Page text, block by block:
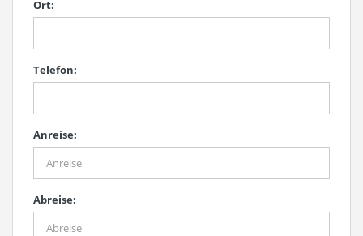
Ort:
Telefon:
Anreise:
Abreise: